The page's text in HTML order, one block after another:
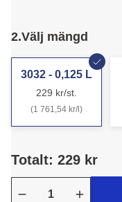
2.Välj mängd
3032 - 0,125 L
229 kr/st.
(1 761,54 kr/l)
Totalt: 229 kr